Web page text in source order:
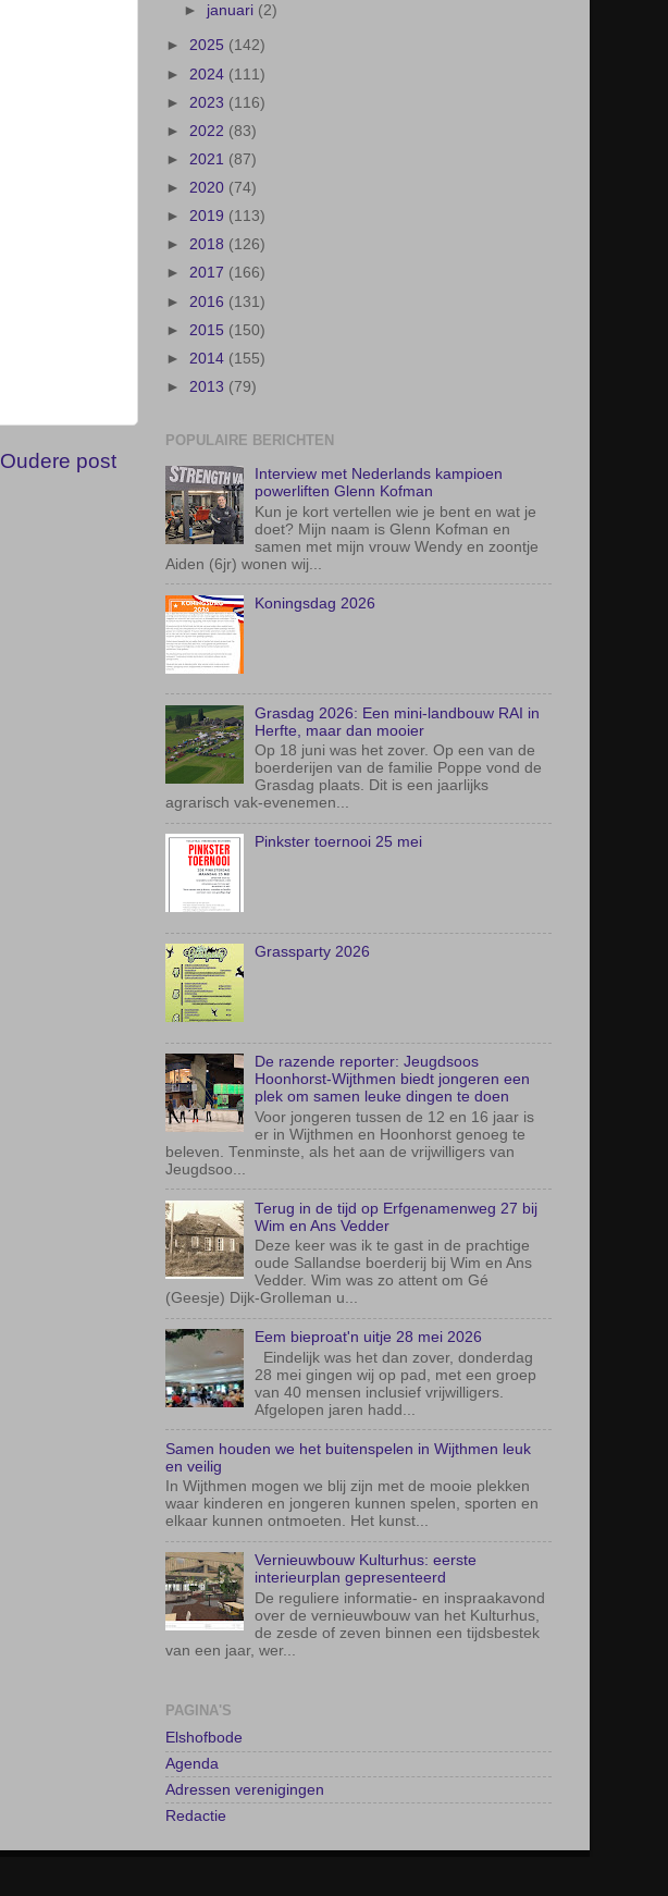
Oudere post
► januari (2)
► 2025 (142)
► 2024 (111)
► 2023 (116)
► 2022 (83)
► 2021 (87)
► 2020 (74)
► 2019 (113)
► 2018 (126)
► 2017 (166)
► 2016 (131)
► 2015 (150)
► 2014 (155)
► 2013 (79)
POPULAIRE BERICHTEN
Interview met Nederlands kampioen
powerliften Glenn Kofman
Kun je kort vertellen wie je bent en wat je
doet? Mijn naam is Glenn Kofman en
samen met mijn vrouw Wendy en zoontje
Aiden (6jr) wonen wij...
Koningsdag 2026
Grasdag 2026: Een mini-landbouw RAI in
Herfte, maar dan mooier
Op 18 juni was het zover. Op een van de
boerderijen van de familie Poppe vond de
Grasdag plaats. Dit is een jaarlijks
agrarisch vak-evenemen...
Pinkster toernooi 25 mei
Grassparty 2026
De razende reporter: Jeugdsoos
Hoonhorst-Wijthmen biedt jongeren een
plek om samen leuke dingen te doen
Voor jongeren tussen de 12 en 16 jaar is
er in Wijthmen en Hoonhorst genoeg te
beleven. Tenminste, als het aan de vrijwilligers van
Jeugdsoo...
Terug in de tijd op Erfgenamenweg 27 bij
Wim en Ans Vedder
Deze keer was ik te gast in de prachtige
oude Sallandse boerderij bij Wim en Ans
Vedder. Wim was zo attent om Gé
(Geesje) Dijk-Grolleman u...
Eem bieproat'n uitje 28 mei 2026
Eindelijk was het dan zover, donderdag
28 mei gingen wij op pad, met een groep
van 40 mensen inclusief vrijwilligers.
Afgelopen jaren hadd...
Samen houden we het buitenspelen in Wijthmen leuk
en veilig
In Wijthmen mogen we blij zijn met de mooie plekken
waar kinderen en jongeren kunnen spelen, sporten en
elkaar kunnen ontmoeten. Het kunst...
Vernieuwbouw Kulturhus: eerste
interieurplan gepresenteerd
De reguliere informatie- en inspraakavond
over de vernieuwbouw van het Kulturhus,
de zesde of zeven binnen een tijdsbestek
van een jaar, wer...
PAGINA'S
Elshofbode
Agenda
Adressen verenigingen
Redactie